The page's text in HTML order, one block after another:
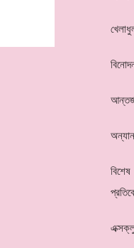
বিশেষ